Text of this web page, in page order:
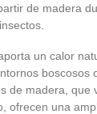
de madera
un calor
boscosos
de madera, que
ofrecen una